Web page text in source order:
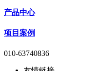
产品中心
项目案例
010-63740836